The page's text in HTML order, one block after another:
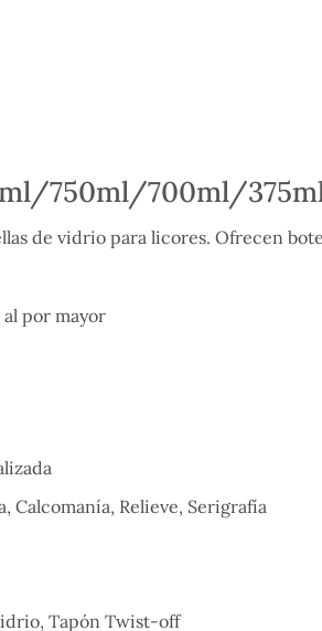
750ml/700ml/
de vidrio para licores. Ofrecen
por mayor
Calcomanía, Relieve, Serigrafía
Tapón Twist-off